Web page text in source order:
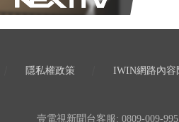
隱私權政策 IWIN網路內容
壹電視新聞台客服: 0809-009-995